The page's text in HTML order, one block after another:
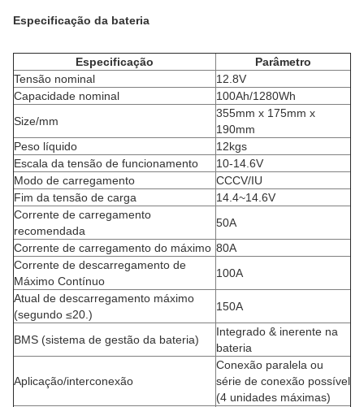
Especificação da bateria
Especificação
Parâmetro
Tensão nominal
12.8V
Capacidade nominal
100Ah/1280Wh
Size/mm
355mm x 175mm x
190mm
Peso líquido
12kgs
Escala da tensão de funcionamento
10-14.6V
Modo de carregamento
CCCV/IU
Fim da tensão de carga
14.4~14.6V
Corrente de carregamento
recomendada
50A
Corrente de carregamento do máximo 80A
Corrente de descarregamento de
Máximo Contínuo
100A
Atual de descarregamento máximo
(segundo ≤20.)
150A
BMS (sistema de gestão da bateria)
Integrado & inerente na
bateria
Aplicação/interconexão
Conexão paralela ou
série de conexão possível
(4 unidades máximas)